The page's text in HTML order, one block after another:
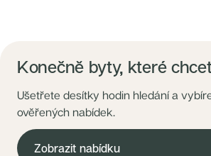
Konečně byty, které
Ušetřete desítky hodin hledání a
ověřených nabídek.
Zobrazit nabídku